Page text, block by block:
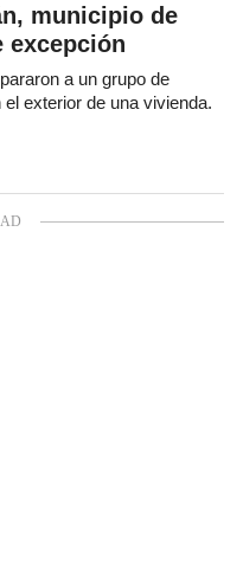
municipio de
excepción
a un grupo de
exterior de una vivienda.